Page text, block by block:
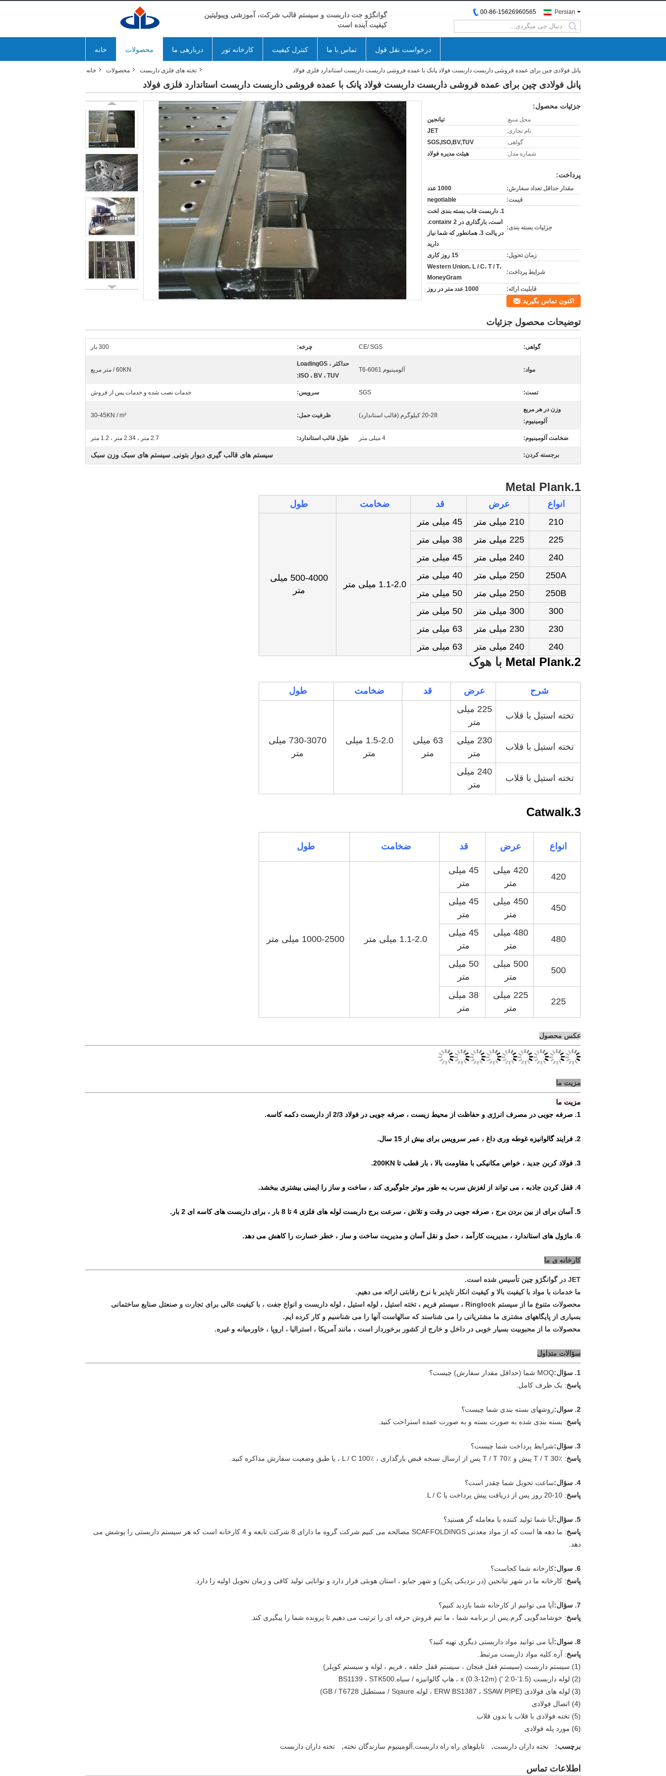
گوانگژو جت داربست و سیستم قالب شرکت، آموزشی ویبولیتین
کیفیت آینده است
Persian
00-86-15626960565
search
خانه محصولات دربارهی ما کارخانه تور کنترل کیفیت تماس با ما درخواست نقل قول
خانه محصولات تخته های فلزی داربست پانل فولادی چین برای عمده فروشی داربست داربست فولاد پانک با عمده فروشی داربست داربست استاندارد فلزی فولاد
پانل فولادی چین برای عمده فروشی داربست داربست فولاد پانک با عمده فروشی داربست داربست استاندارد فلزی فولاد
جزئیات محصول:
محل منبع:
تیانجین
نام تجاری:
JET
گواهی:
SGS,ISO,BV,TUV
شماره مدل:
هیئت مدیره فولاد
پرداخت:
مقدار حداقل تعداد سفارش:
1000 عدد
قیمت:
negotiable
جزئیات بسته بندی:
1. داربست قاب بسته بندی لخت
است، بارگذاری در containr 2.
در پالت 3. همانطور که شما نیاز
دارید
زمان تحویل:
15 روز کاری
شرایط پرداخت:
Western Union، L / C، T / T،
MoneyGram
قابلیت ارائه:
1000 عدد متر در روز
اکنون تماس بگیرید
توضیحات محصول جزئیات
گواهی: CE/ SGS چرخه: 300 بار
مواد: آلومینیوم 6061-T6
حداکثر LoadingGS ،
ISO ، BV ، TUV:
60KN / متر مربع
تست: SGS سرویس: خدمات نصب شده و خدمات پس از فروش
وزن در هر مربع
آلومینیوم:
20-28 کیلوگرم (قالب استاندارد) ظرفیت حمل: 30-45KN / m²
ضخامت آلومینیوم: 4 میلی متر طول قالب استاندارد: 2.7 متر ، 2.34 متر ، 1.2 متر
برجسته کردن: سیستم های قالب گیری دیوار بتونی, سیستم های سبک وزن سبک
1.Metal Plank
انواع عرض قد ضخامت
طول
210
210 میلی متر 45 میلی متر
1.1-2.0 میلی متر
500-4000 میلی
متر
225 225 میلی متر
38 میلی متر
240
240 میلی متر
45 میلی متر
250A
250 میلی متر
40 میلی متر
250B
250 میلی متر
50 میلی متر
300
300 میلی متر
50 میلی متر
230
230 میلی متر
63 میلی متر
240
240 میلی متر 63 میلی متر
2.Metal Plank با هوک
شرح عرض قد ضخامت طول
تخته استیل با قلاب
225 میلی
متر
63 میلی
متر
1.5-2.0 میلی
متر
730-3070 میلی
متر
تخته استیل با قلاب
230 میلی
متر
تخته استیل با قلاب
240 میلی
متر
3.Catwalk
انواع عرض قد ضخامت طول
420
420 میلی
متر
45 میلی
متر
1.1-2.0 میلی متر 1000-2500 میلی متر
450
450 میلی
متر
45 میلی
متر
480
480 میلی
متر
45 میلی
متر
500
500 میلی
متر
50 میلی
متر
225
225 میلی
متر
38 میلی
متر
عکس محصول
مزیت ما
مزیت ما
1. صرفه جویی در مصرف انرژی و حفاظت از محیط زیست ، صرفه جویی در فولاد 2/3 از داربست دکمه کاسه.
2. فرایند گالوانیزه غوطه وری داغ ، عمر سرویس برای بیش از 15 سال.
3. فولاد کربن جدید ، خواص مکانیکی با مقاومت بالا ، بار قطب تا 200KN.
4. قفل کردن جاذبه ، می تواند از لغزش سرب به طور موثر جلوگیری کند ، ساخت و ساز را ایمنی بیشتری ببخشد.
5. آسان برای از بین بردن برج ، صرفه جویی در وقت و تلاش ، سرعت برج داربست لوله های فلزی 4 تا 8 بار ، برای داربست های کاسه ای 2 بار.
6. ماژول های استاندارد ، مدیریت کارآمد ، حمل و نقل آسان و مدیریت ساخت و ساز ، خطر خسارت را کاهش می دهد.
کارخانه ی ما
JET در گوانگژو چین تأسیس شده است.
ما خدمات با مواد با کیفیت بالا و کیفیت انکار ناپذیر با نرخ رقابتی ارائه می دهیم.
محصولات متنوع ما از سیستم Ringlock ، سیستم فریم ، تخته استیل ، لوله استیل ، لوله داربست و انواع جفت ، با کیفیت عالی برای تجارت و صنعت
ل صنایع ساختمانی
بسیاری از پایگاههای مشتری ما مشتریانی را می شناسند که سالهاست آنها را می شناسیم و کار کرده ایم.
محصولات ما از محبوبیت بسیار خوبی در داخل و خارج از کشور برخوردار است ، مانند آمریکا ، استرالیا ، اروپا ، خاورمیانه و غیره.
سؤالات متداول
1. سؤال:
MOQ شما (حداقل مقدار سفارش) چیست؟
پاسخ: یک ظرف کامل.
2. سوال:
روشهای بسته بندی شما چیست؟
پاسخ: بسته بندی شده به صورت بسته و به صورت عمده استراحت کنید.
3. سؤال:
شرایط پرداخت شما چیست؟
پاسخ: T / T 30٪ پیش و T / T 70٪ پس از ارسال نسخه قبض بارگذاری ، L / C 100٪ ، یا طبق وضعیت سفارش مذاکره کنید.
4. سؤال:
ساعت تحویل شما چقدر است؟
پاسخ: 10-20 روز پس از دریافت پیش پرداخت یا L / C.
5. سؤال:
آیا شما تولید کننده یا معامله گر هستید؟
پاسخ
: ما دهه ها است که از مواد معدنی SCAFFOLDINGS مصالحه می کنیم.شرکت گروه ما دارای 8 شرکت تابعه و 4 کارخانه است که هر سیستم داربستی را پوشش می
دهد.
6. سوال:
کارخانه شما کجاست؟
پاسخ: کارخانه ما در شهر تیانجین (در نزدیکی پکن) و شهر جیایو ، استان هوبئی قرار دارد و توانایی تولید کافی و زمان تحویل اولیه را دارد.
7. سؤال:
آیا می توانیم از کارخانه شما بازدید کنیم؟
پاسخ: خوشامدگویی گرم.پس از برنامه شما ، ما تیم فروش حرفه ای را ترتیب می دهیم تا پرونده شما را پیگیری کند.
8. سوال:
آیا می توانید مواد داربستی دیگری تهیه کنید؟
پاسخ: آره.کلیه مواد داربست مرتبط.
(1) سیستم داربست (سیستم قفل فنجان ، سیستم قفل حلقه ، فریم ، لوله و سیستم کوپلر)
(2) لوله داربست (1.5'-2.0 ') x (0.3-12m) ، هاپ گالوانیزه / سیاه.BS1139 ، STK500
(3) لوله های فولادی (ERW BS1387 ، SSAW PIPE ، لوله Sqaure / مستطیل GB / T6728)
(4) اتصال فولادی
(5) تخته فولادی با قلاب یا بدون قلاب
(6) مورد پله فولادی
برچسب: تخته داران داربست, تابلوهای راه راه داربست,آلومینیوم سازندگان تخته, تخته داران داربست
اطلاعات تماس